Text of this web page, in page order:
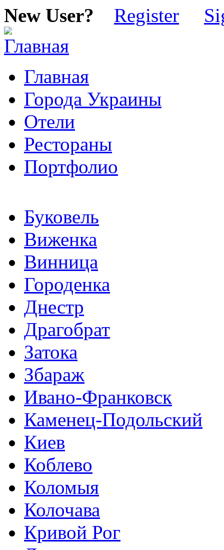
New User? Register
Главная
Города Украины
Отели
Рестораны
Портфолио
Буковель
Виженка
Винница
Городенка
Днестр
Драгобрат
Затока
Збараж
Ивано-Франковск
Каменец-Подольский
Киев
Коблево
Коломыя
Колочава
Кривой Рог